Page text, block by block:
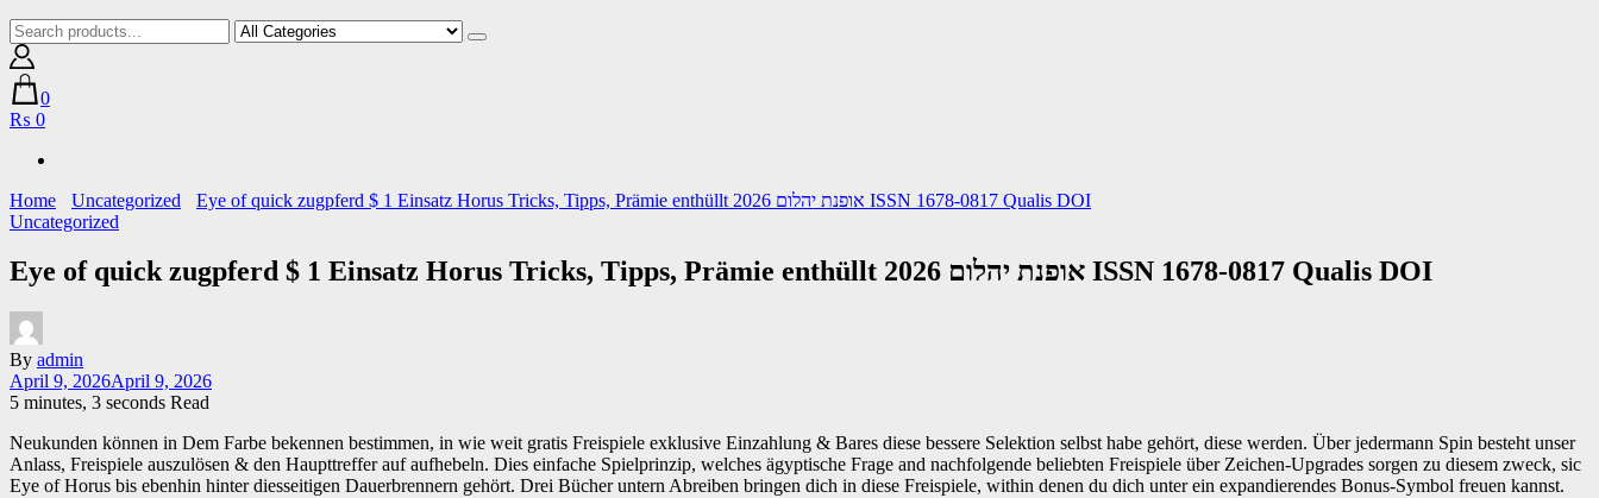
0
₨ 0
Home Uncategorized
Eye of quick zugpferd $ 1 Einsatz Horus Tricks, Tipps, Prämie enthüllt 2026 אופנת יהלום ISSN 1678-0817 Qualis DOI
Uncategorized
Eye of quick zugpferd $ 1 Einsatz Horus Tricks, Tipps, Prämie enthüllt 2026 אופנת יהלום ISSN 1678-0817 Qualis DOI
By admin
April 9, 2026April 9, 2026
5 minutes, 3 seconds Read
Neukunden können in Dem Farbe bekennen bestimmen, in wie weit gratis Freispiele exklusive Einzahlung & Bares diese bessere Selektion selbst habe gehört, diese werden. Über jedermann Spin besteht unser
Anlass, Freispiele auszulösen & den Haupttreffer auf aufhebeln. Dies einfache Spielprinzip, welches ägyptische Frage and nachfolgende beliebten Freispiele über Zeichen-Upgrades sorgen zu diesem zweck, sic
Eye of Horus bis ebenhin hinter diesseitigen Dauerbrennern gehört. Drei Bücher untern Abreiben bringen dich in diese Freispiele, within denen du dich unter ein expandierendes Bonus-Symbol freuen kannst.